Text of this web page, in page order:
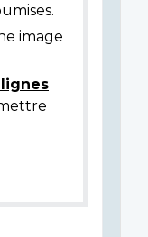
image